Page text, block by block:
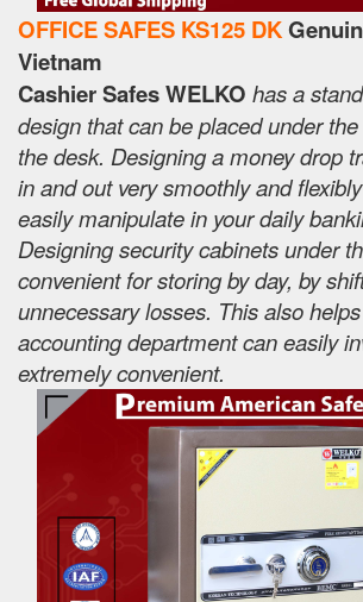
OFFICE SAFES KS125 DK
Vietnam
Cashier Safes WELKO has a
design that can be placed under
the desk. Designing a money drop
in and out very smoothly and
easily manipulate in your daily
Designing security cabinets under
convenient for storing by day, by
unnecessary losses. This also
accounting department can easily
extremely convenient.